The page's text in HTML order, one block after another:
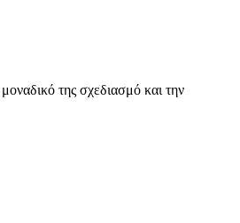
της σχεδιασμό και την